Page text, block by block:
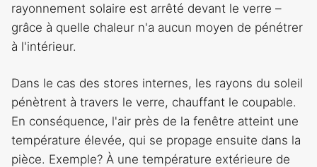
rayonnement solaire est arrêté devant le verre –
grâce à quelle chaleur n'a aucun moyen de pénétrer
à l'intérieur.
Dans le cas des stores internes, les rayons du soleil
pénètrent à travers le verre, chauffant le coupable.
En conséquence, l'air près de la fenêtre atteint une
température élevée, qui se propage ensuite dans la
pièce. Exemple? À une température extérieure de